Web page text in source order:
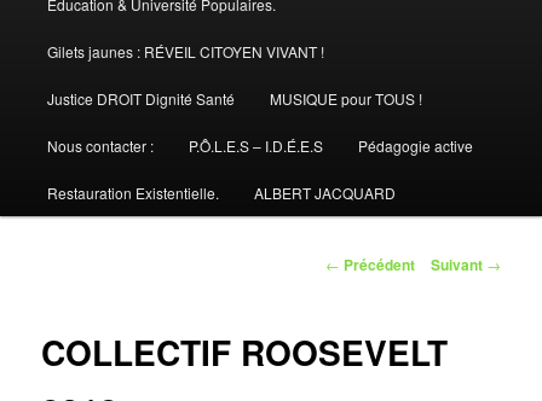
Gilets jaunes : RÉVEIL CITOYEN VIVANT !
Justice DROIT Dignité Santé MUSIQUE pour TOUS !
Nous contacter : P.Ô.L.E.S – I.D.É.E.S Pédagogie active
Restauration Existentielle. ALBERT JACQUARD
Navigation
← Précédent Suivant →
COLLECTIF ROOSEVELT